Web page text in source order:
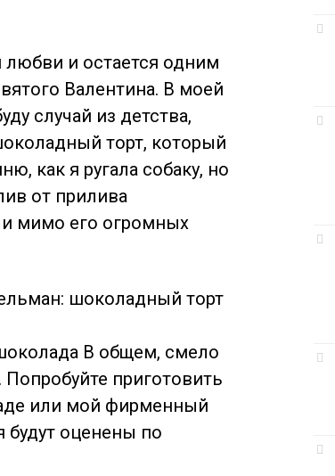
и остается одним
Валентина. В моей
случай из детства,
торт, который
как я ругала собаку, но
от прилива
мимо его огромных
В общем, смело
приготовить
или мой фирменный
будут оценены по